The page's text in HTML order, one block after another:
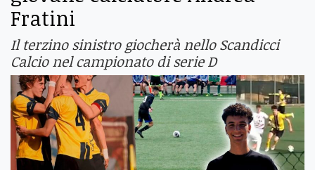
Fratini
Il terzino sinistro giocherà nello Scandicci
Calcio nel campionato di serie D